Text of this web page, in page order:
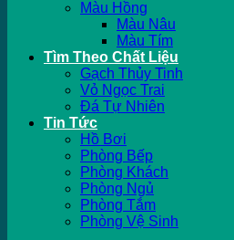
Màu Hồng
Màu Nâu
Màu Tím
Tìm Theo Chất Liệu
Gạch Thủy Tinh
Vỏ Ngọc Trai
Đá Tự Nhiên
Tin Tức
Hồ Bơi
Phòng Bếp
Phòng Khách
Phòng Ngủ
Phòng Tắm
Phòng Vệ Sinh